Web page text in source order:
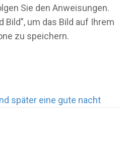
Sie den Anweisungen.
Bild”, um das Bild auf Ihrem
zu speichern.
später eine gute nacht